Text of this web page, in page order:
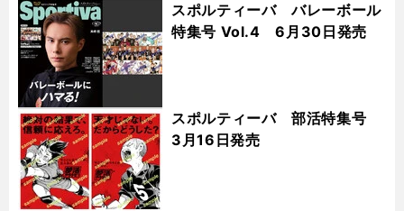
スポルティーバ バレーボール
特集号 Vol.4 6月30日発売
スポルティーバ 部活特集号
3月16日発売